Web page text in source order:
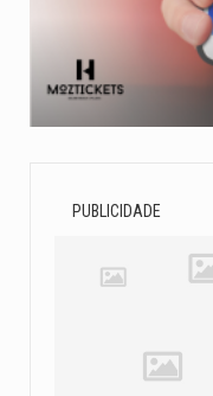
PUBLICIDADE